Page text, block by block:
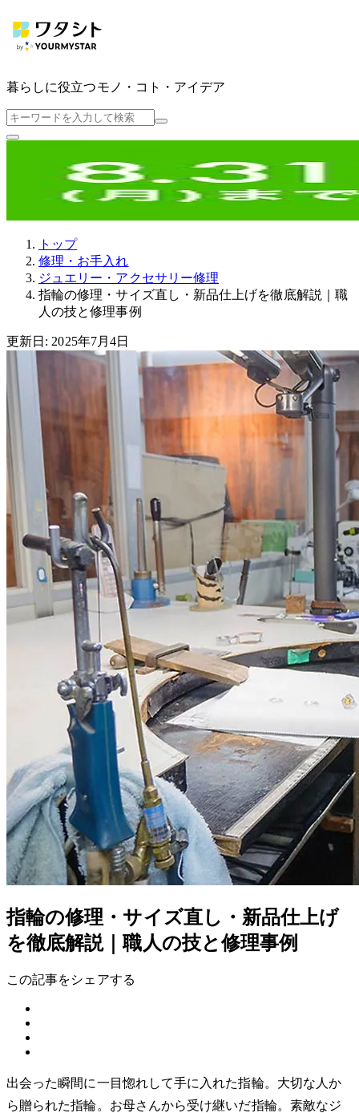
暮らしに役立つモノ・コト・アイデア
トップ
修理・お手入れ
ジュエリー・アクセサリー修理
指輪の修理・サイズ直し・新品仕上げを徹底解説｜職
人の技と修理事例
更新日: 2025年7月4日
指輪の修理・サイズ直し・新品仕上げ
を徹底解説｜職人の技と修理事例
この記事をシェアする
出会った瞬間に一目惚れして手に入れた指輪。大切な人か
ら贈られた指輪。お母さんから受け継いだ指輪。素敵なジ